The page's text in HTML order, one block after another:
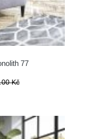
77
Kč